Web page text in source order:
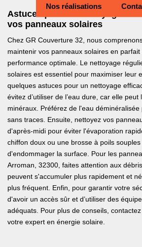
Nos réalisations
Astuces pour un nettoyage
vos panneaux solaires
Chez GR Couverture 32, nous
maintenir vos panneaux solaires en
performance optimale. Le nettoyage
solaires est essentiel pour maximiser leur
quelques astuces pour un nettoyage
évitez d’utiliser de l’eau dure, car elle
minéraux. Préférez de l'eau
sans traces. Ensuite, nettoyez vos
d'après-midi pour éviter l'évaporation
chiffon doux ou une brosse à poils
d'endommager la surface. Pour les
Arroman, 32300, faites attention aux
peuvent s'accumuler plus rapidement et
plus fréquent. Enfin, pour garantir votre
d'avoir un accès sûr et d’utiliser des
adéquats. Pour plus de conseils,
votre expert en énergie solaire.